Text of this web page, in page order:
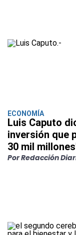
ECONOMÍA
Luis Caputo
inversión que
30 mil
Por Redacción